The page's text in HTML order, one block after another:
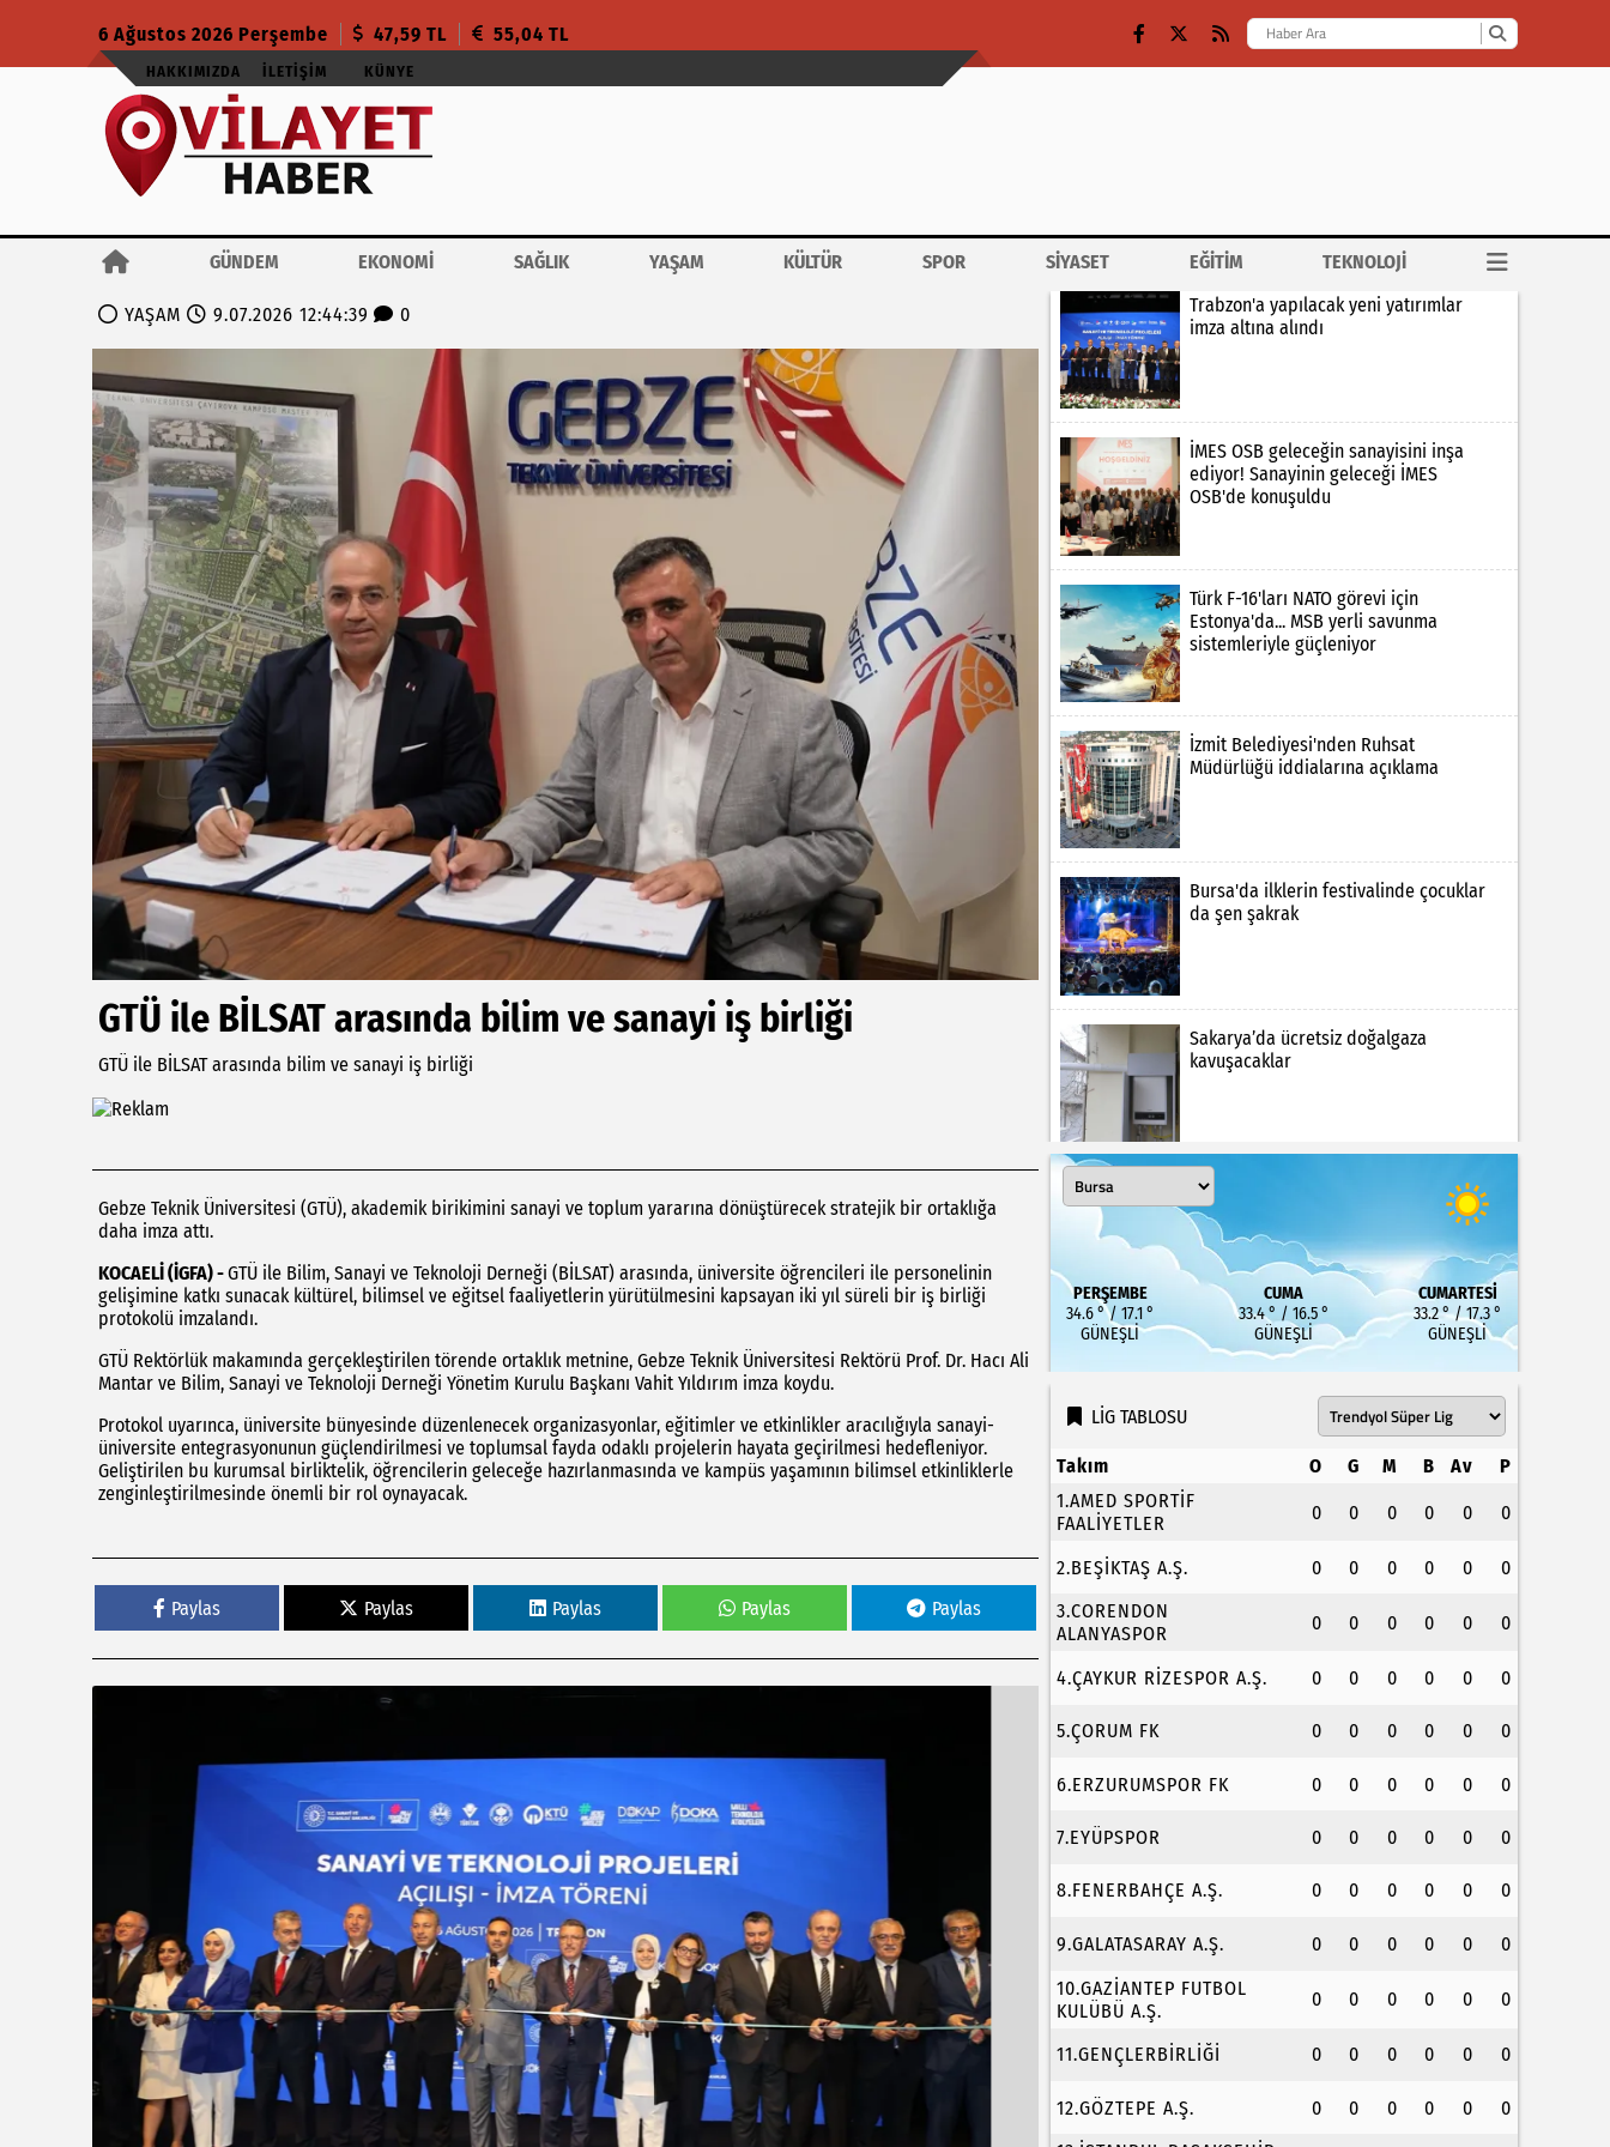
6 Ağustos 2026 Perşembe 47,59 TL 55,04 TL
HAKKIMIZDA İLETIŞIM KÜNYE
GÜNDEM EKONOMİ SAĞLIK YAŞAM KÜLTÜR SPOR SİYASET EĞİTİM TEKNOLOJİ
YAŞAM 9.07.2026 12:44:39 0
GTÜ ile BİLSAT arasında bilim ve sanayi iş birliği
GTÜ ile BİLSAT arasında bilim ve sanayi iş birliği
Gebze Teknik Üniversitesi (GTÜ), akademik birikimini sanayi ve toplum yararına dönüştürecek stratejik bir ortaklığa
daha imza attı.
KOCAELİ (İGFA) -GTÜ ile Bilim, Sanayi ve Teknoloji Derneği (BİLSAT) arasında, üniversite öğrencileri ile personelinin
gelişimine katkı sunacak kültürel, bilimsel ve eğitsel faaliyetlerin yürütülmesini kapsayan iki yıl süreli bir iş birliği
protokolü imzalandı.
GTÜ Rektörlük makamında gerçekleştirilen törende ortaklık metnine, Gebze Teknik Üniversitesi Rektörü Prof. Dr. Hacı Ali
Mantar ve Bilim, Sanayi ve Teknoloji Derneği Yönetim Kurulu Başkanı Vahit Yıldırım imza koydu.
Protokol uyarınca, üniversite bünyesinde düzenlenecek organizasyonlar, eğitimler ve etkinlikler aracılığıyla sanayi-
üniversite entegrasyonunun güçlendirilmesi ve toplumsal fayda odaklı projelerin hayata geçirilmesi hedefleniyor.
Geliştirilen bu kurumsal birliktelik, öğrencilerin geleceğe hazırlanmasında ve kampüs yaşamının bilimsel etkinliklerle
zenginleştirilmesinde önemli bir rol oynayacak.
Paylas Paylas Paylas Paylas Paylas
Trabzon'a yapılacak yeni yatırımlar
imza altına alındı
İMES OSB geleceğin sanayisini inşa
ediyor! Sanayinin geleceği İMES
OSB'de konuşuldu
Türk F-16'ları NATO görevi için
Estonya'da... MSB yerli savunma
sistemleriyle güçleniyor
İzmit Belediyesi'nden Ruhsat
Müdürlüğü iddialarına açıklama
Bursa'da ilklerin festivalinde çocuklar
da şen şakrak
Sakarya’da ücretsiz doğalgaza
kavuşacaklar
PERŞEMBE
34.6 ° / 17.1 °
GÜNEŞLI
CUMA
33.4 ° / 16.5 °
GÜNEŞLI
CUMARTESI
33.2 ° / 17.3 °
GÜNEŞLI
LİG TABLOSU
Takım O G M B Av
P
1.AMED SPORTİF
FAALİYETLER
0 0 0 0 0 0
2.BEŞİKTAŞ A.Ş. 0 0 0 0 0
0
3.CORENDON
ALANYASPOR
0 0 0 0 0 0
4.ÇAYKUR RİZESPOR A.Ş. 0 0 0 0 0 0
5.ÇORUM FK 0 0 0 0 0 0
6.ERZURUMSPOR FK 0 0 0 0 0 0
7.EYÜPSPOR 0 0 0 0 0 0
8.FENERBAHÇE A.Ş. 0 0 0 0 0 0
9.GALATASARAY A.Ş. 0 0 0 0 0
0
10.GAZİANTEP FUTBOL
KULÜBÜ A.Ş.
0 0 0 0 0 0
11.GENÇLERBİRLİĞİ 0 0 0 0 0 0
12.GÖZTEPE A.Ş. 0 0 0 0 0
0